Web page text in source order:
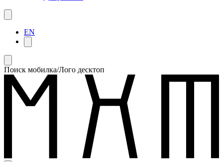
EN
Поиск мобилка/Лого десктоп